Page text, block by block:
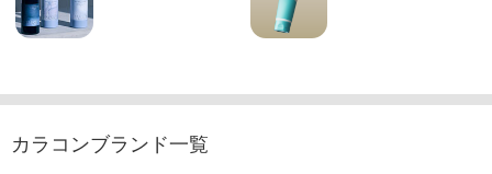
カラコンブランド一覧